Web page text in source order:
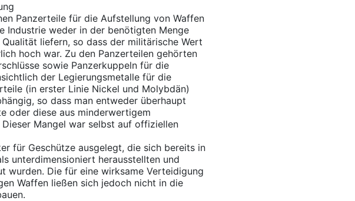
Panzerteile für die Aufstellung von Waffen
Industrie weder in der benötigten Menge
liefern, so dass der militärische Wert
hoch war. Zu den Panzerteilen gehörten
sowie Panzerkuppeln für die
der Legierungsmetalle für die
(in erster Linie Nickel und Molybdän)
so dass man entweder überhaupt
oder diese aus minderwertigem
Mangel war selbst auf offiziellen
für Geschütze ausgelegt, die sich bereits in
unterdimensioniert herausstellten und
wurden. Die für eine wirksame Verteidigung
Waffen ließen sich jedoch nicht in die